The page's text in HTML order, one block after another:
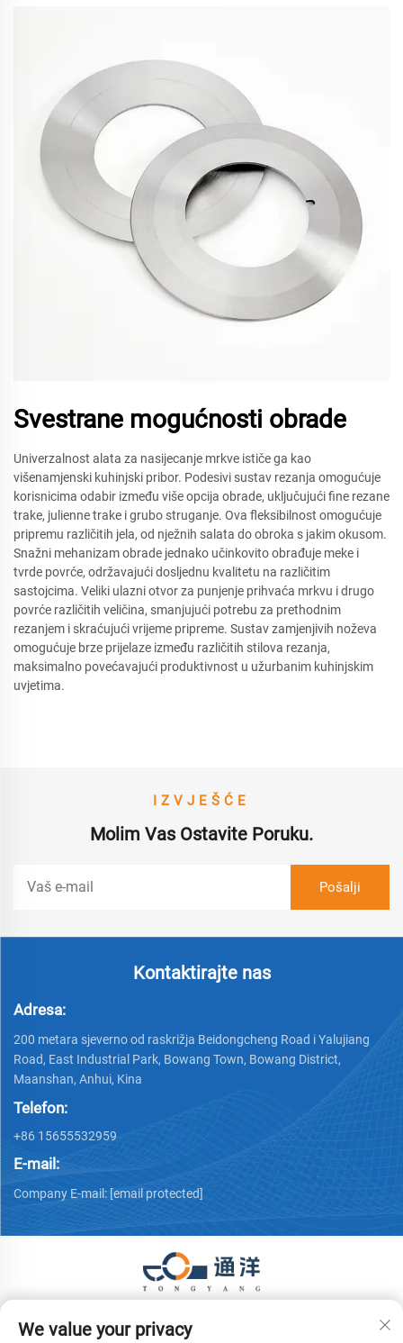
Svestrane mogućnosti obrade
Univerzalnost alata za nasijecanje mrkve ističe ga kao
višenamjenski kuhinjski pribor. Podesivi sustav rezanja omogućuje
korisnicima odabir između više opcija obrade, uključujući fine rezane
trake, julienne trake i grubo struganje. Ova fleksibilnost omogućuje
pripremu različitih jela, od nježnih salata do obroka s jakim okusom.
Snažni mehanizam obrade jednako učinkovito obrađuje meke i
tvrde povrće, održavajući dosljednu kvalitetu na različitim
sastojcima. Veliki ulazni otvor za punjenje prihvaća mrkvu i drugo
povrće različitih veličina, smanjujući potrebu za prethodnim
rezanjem i skraćujući vrijeme pripreme. Sustav zamjenjivih noževa
omogućuje brze prijelaze između različitih stilova rezanja,
maksimalno povećavajući produktivnost u užurbanim kuhinjskim
uvjetima.
IZVJEŠĆE
Molim Vas Ostavite Poruku.
Kontaktirajte nas
Adresa:
200 metara sjeverno od raskrižja Beidongcheng Road i Yalujiang
Road, East Industrial Park, Bowang Town, Bowang District,
Maanshan, Anhui, Kina
Telefon:
+86 15655532959
E-mail:
Company E-mail: [email protected]
Equipment Co., Ltd. Sva prava pridržana.
We value your privacy